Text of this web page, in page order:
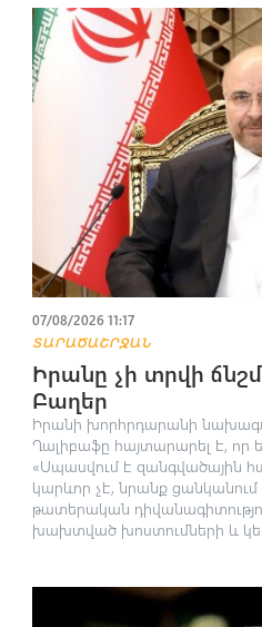
07/08/2026 11:17
ՏԱՐԱԾԱՇՐՋԱՆ
Իրանը չի տրվի
Բաղեր
Իրանի խորհրդարանի
Ղալիբաֆը հայտարարել է, որ
«Սպասվում է զանգվածային
կարևոր չէ, նրանք
թատերական
խախտված խոստումների և